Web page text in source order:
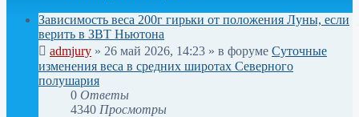
Зависимость веса 200г гирьки от положения Луны, если
верить в ЗВТ Ньютона
admjury » 26 май 2026, 14:23 » в форуме Суточные
изменения веса в средних широтах Северного
полушария
0 Ответы
4340 Просмотры